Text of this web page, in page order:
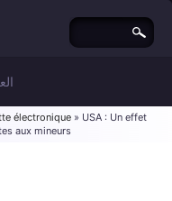
électronique » USA : Un effet
aux mineurs